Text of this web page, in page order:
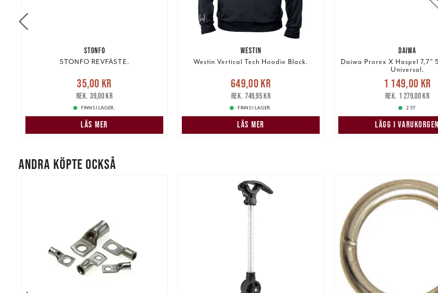
STONFO
STONFO REVFÄSTE.
Nuvarande pris:35,00 kr
pris:39,00 kr
35,00 kr
39,00 kr
FINNS I LAGER.
LÄS MER
WESTIN
Westin Vertical Tech Hoodie Black.
Nuvarande pris
Tidigare pris
649,00 kr
749,95 kr
FINNS I LAGER.
LÄS MER
DAIWA
Daiwa Prorex X Haspel 7,7"
Universal.
Nuvarande pris
1 149,00 krTidigare
1 279,00 kr
1 149,00 kr
1 279,00 kr
2 ST
LÄGG I VARUKORGEN
ANDRA KÖPTE OCKSÅ